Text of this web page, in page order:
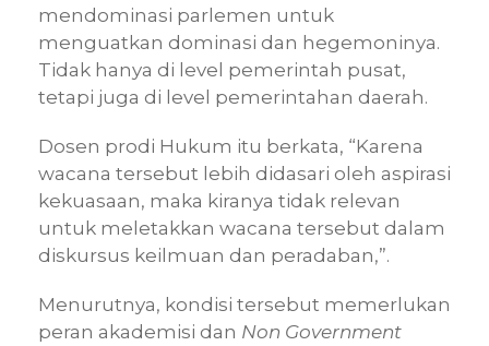
mendominasi parlemen untuk
menguatkan dominasi dan hegemoninya.
Tidak hanya di level pemerintah pusat,
tetapi juga di level pemerintahan daerah.
Dosen prodi Hukum itu berkata, “Karena
wacana tersebut lebih didasari oleh aspirasi
kekuasaan, maka kiranya tidak relevan
untuk meletakkan wacana tersebut dalam
diskursus keilmuan dan peradaban,”.
Menurutnya, kondisi tersebut memerlukan
peran akademisi dan Non Government